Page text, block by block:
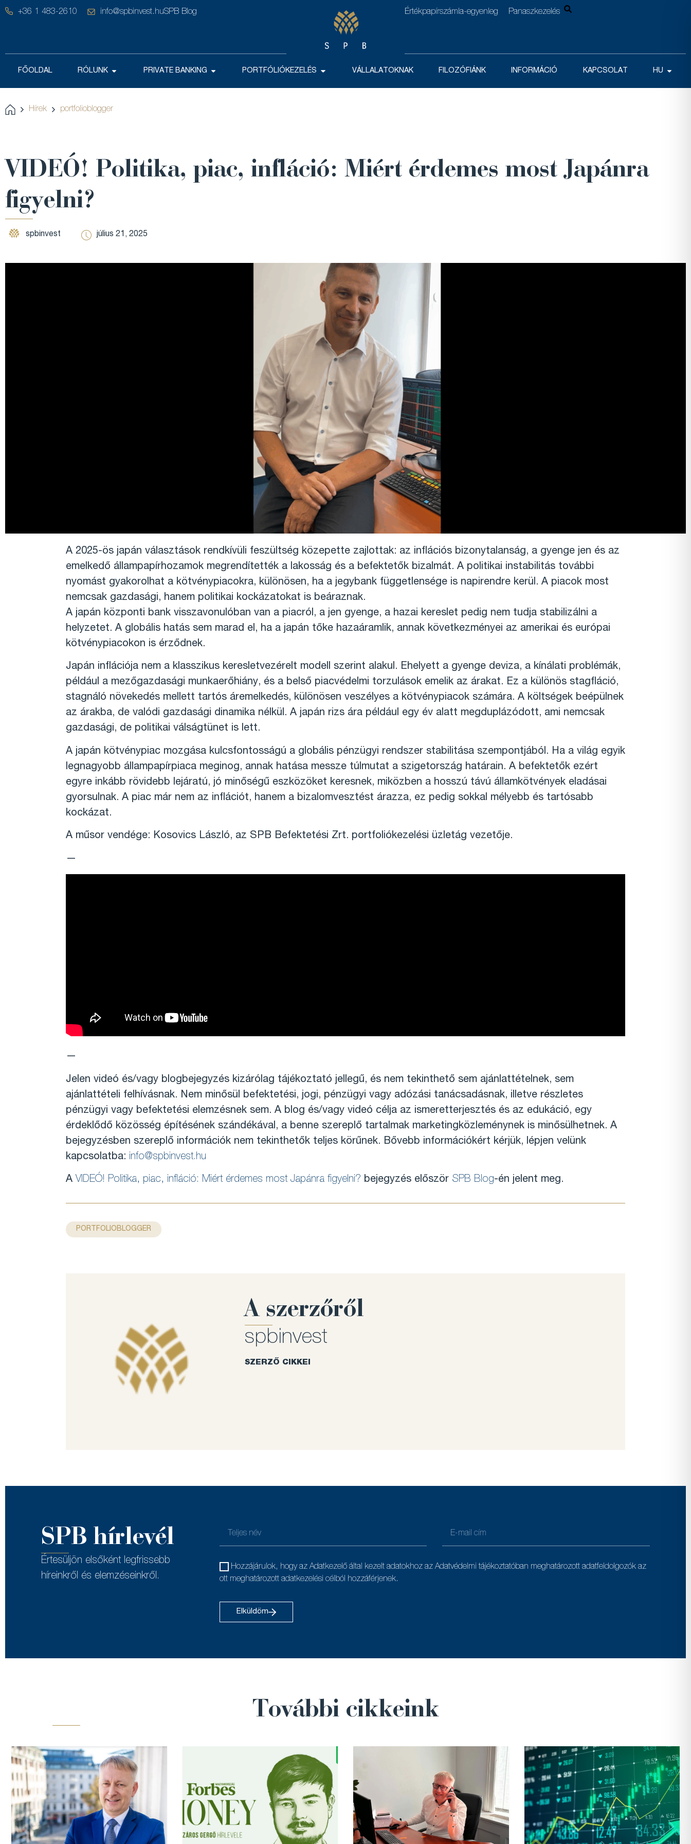
+36 1 483-2610 info@spbinvest.huSPB Blog Értékpapírszámla-egyenleg Panaszkezelés
FŐOLDAL RÓLUNK PRIVATE BANKING PORTFÓLIÓKEZELÉS VÁLLALATOKNAK FILOZÓFIÁNK INFORMÁCIÓ KAPCSOLAT HU
Hírek portfolioblogger
VIDEÓ! Politika, piac, infláció: Miért érdemes most Japánra
figyelni?
spbinvest július 21, 2025
A 2025-ös japán választások rendkívüli feszültség közepette zajlottak: az inflációs bizonytalanság, a gyenge jen és az
emelkedő állampapírhozamok megrendítették a lakosság és a befektetők bizalmát. A politikai instabilitás további
nyomást gyakorolhat a kötvénypiacokra, különösen, ha a jegybank függetlensége is napirendre kerül. A piacok most
nemcsak gazdasági, hanem politikai kockázatokat is beáraznak.
A japán központi bank visszavonulóban van a piacról, a jen gyenge, a hazai kereslet pedig nem tudja stabilizálni a
helyzetet. A globális hatás sem marad el, ha a japán tőke hazaáramlik, annak következményei az amerikai és európai
kötvénypiacokon is érződnek.
Japán inflációja nem a klasszikus keresletvezérelt modell szerint alakul. Ehelyett a gyenge deviza, a kínálati problémák,
például a mezőgazdasági munkaerőhiány, és a belső piacvédelmi torzulások emelik az árakat. Ez a különös stagfláció,
stagnáló növekedés mellett tartós áremelkedés, különösen veszélyes a kötvénypiacok számára. A költségek beépülnek
az árakba, de valódi gazdasági dinamika nélkül. A japán rizs ára például egy év alatt megduplázódott, ami nemcsak
gazdasági, de politikai válságtünet is lett.
A japán kötvénypiac mozgása kulcsfontosságú a globális pénzügyi rendszer stabilitása szempontjából. Ha a világ egyik
legnagyobb állampapírpiaca meginog, annak hatása messze túlmutat a szigetország határain. A befektetők ezért
egyre inkább rövidebb lejáratú, jó minőségű eszközöket keresnek, miközben a hosszú távú államkötvények eladásai
gyorsulnak. A piac már nem az inflációt, hanem a bizalomvesztést árazza, ez pedig sokkal mélyebb és tartósabb
kockázat.
A műsor vendége: Kosovics László, az SPB Befektetési Zrt. portfoliókezelési üzletág vezetője.
—
—
Jelen videó és/vagy blogbejegyzés kizárólag tájékoztató jellegű, és nem tekinthető sem ajánlattételnek, sem
ajánlattételi felhívásnak. Nem minősül befektetési, jogi, pénzügyi vagy adózási tanácsadásnak, illetve részletes
pénzügyi vagy befektetési elemzésnek sem. A blog és/vagy videó célja az ismeretterjesztés és az edukáció, egy
érdeklődő közösség építésének szándékával, a benne szereplő tartalmak marketingközleménynek is minősülhetnek. A
bejegyzésben szereplő információk nem tekinthetők teljes körűnek. Bővebb információkért kérjük, lépjen velünk
kapcsolatba: info@spbinvest.hu
A VIDEÓ! Politika, piac, infláció: Miért érdemes most Japánra figyelni? bejegyzés először SPB Blog-én jelent meg.
PORTFOLIOBLOGGER
A szerzőről
spbinvest
SZERZŐ CIKKEI
SPB hírlevél
Értesüljön elsőként legfrissebb
híreinkről és elemzéseinkről.
Hozzájárulok, hogy az Adatkezelő által kezelt adatokhoz az Adatvédelmi tájékoztatóban meghatározott adatfeldolgozók az
ott meghatározott adatkezelési célból hozzáférjenek.
Elküldöm
További cikkeink